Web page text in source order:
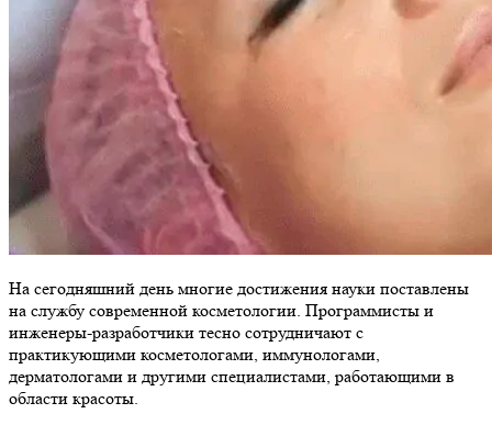
На сегодняшний день многие достижения науки поставлены
на службу современной косметологии. Программисты и
инженеры-разработчики тесно сотрудничают с
практикующими косметологами, иммунологами,
дерматологами и другими специалистами, работающими в
области красоты.